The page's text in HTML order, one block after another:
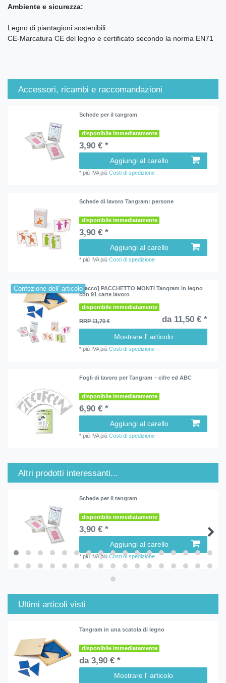
Ambiente e sicurezza:
Legno di piantagioni sostenibili
CE-Marcatura CE del legno e certificato secondo la norma EN71
Accessori, ricambi e raccomandazioni
Schede per il tangram
disponibile immediatamente
3,90 € *
Aggiungi al carello
*più IVApiùCosti di spedizione
Schede di lavoro Tangram: persone
disponibile immediatamente
3,90 € *
Aggiungi al carello
*più IVApiùCosti di spedizione
Confezione dell' articolo[Pacco] PACCHETTO MONTI Tangram in legno
con 91 carte lavoro
disponibile immediatamente
RRP 11,70 € da 11,50 € *
Mostrare l' articolo
*più IVApiùCosti di spedizione
Fogli di lavoro per Tangram – cifre ed ABC
disponibile immediatamente
6,90 € *
Aggiungi al carello
*più IVApiùCosti di spedizione
Altri prodotti interessanti...
Schede per il tangram
disponibile immediatamente
3,90 € *
Aggiungi al carello
*più IVApiùCosti di spedizione
Ultimi articoli visti
Tangram in una scatola di legno
disponibile immediatamente
da 3,90 € *
Mostrare l' articolo